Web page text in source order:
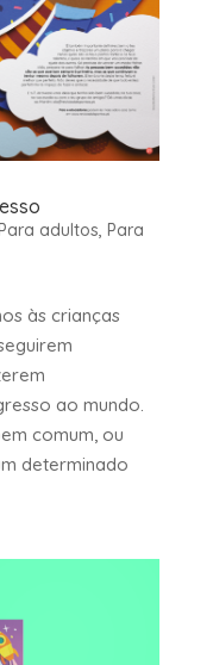
adultos, Para
às crianças
ao mundo.
comum, ou
determinado